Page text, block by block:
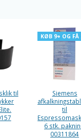
til
KØB 9+ OG FÅ
Siemens
til
6 stk.
00311864